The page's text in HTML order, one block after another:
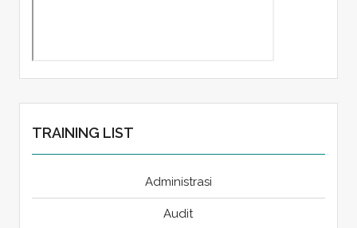
TRAINING LIST
Administrasi
Audit